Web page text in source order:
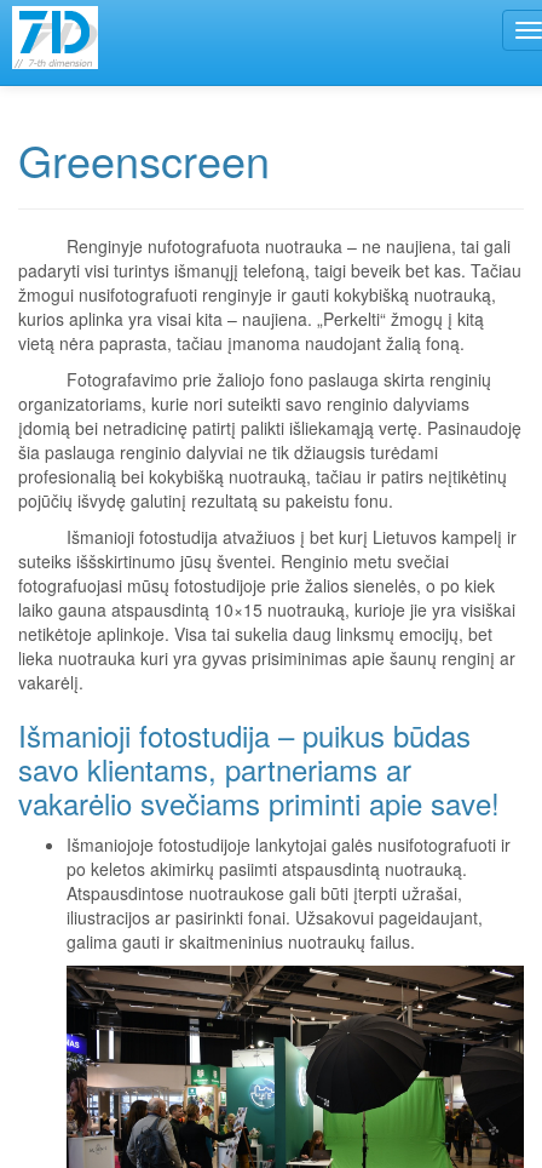
Greenscreen
Renginyje nufotografuota nuotrauka – ne naujiena, tai gali
padaryti visi turintys išmanųjį telefoną, taigi beveik bet kas. Tačiau
žmogui nusifotografuoti renginyje ir gauti kokybišką nuotrauką,
kurios aplinka yra visai kita – naujiena. „Perkelti“ žmogų į kitą
vietą nėra paprasta, tačiau įmanoma naudojant žalią foną.
Fotografavimo prie žaliojo fono paslauga skirta renginių
organizatoriams, kurie nori suteikti savo renginio dalyviams
įdomią bei netradicinę patirtį palikti išliekamąją vertę. Pasinaudoję
šia paslauga renginio dalyviai ne tik džiaugsis turėdami
profesionalią bei kokybišką nuotrauką, tačiau ir patirs neįtikėtinų
pojūčių išvydę galutinį rezultatą su pakeistu fonu.
Išmanioji fotostudija atvažiuos į bet kurį Lietuvos kampelį ir
suteiks iššskirtinumo jūsų šventei. Renginio metu svečiai
fotografuojasi mūsų fotostudijoje prie žalios sienelės, o po kiek
laiko gauna atspausdintą 10×15 nuotrauką, kurioje jie yra visiškai
netikėtoje aplinkoje. Visa tai sukelia daug linksmų emocijų, bet
lieka nuotrauka kuri yra gyvas prisiminimas apie šaunų renginį ar
vakarėlį.
Išmanioji fotostudija – puikus būdas
savo klientams, partneriams ar
vakarėlio svečiams priminti apie save!
Išmaniojoje fotostudijoje lankytojai galės nusifotografuoti ir
po keletos akimirkų pasiimti atspausdintą nuotrauką.
Atspausdintose nuotraukose gali būti įterpti užrašai,
iliustracijos ar pasirinkti fonai. Užsakovui pageidaujant,
galima gauti ir skaitmeninius nuotraukų failus.